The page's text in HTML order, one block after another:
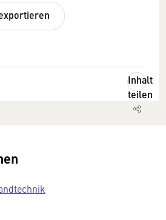
Inhalt
teilen